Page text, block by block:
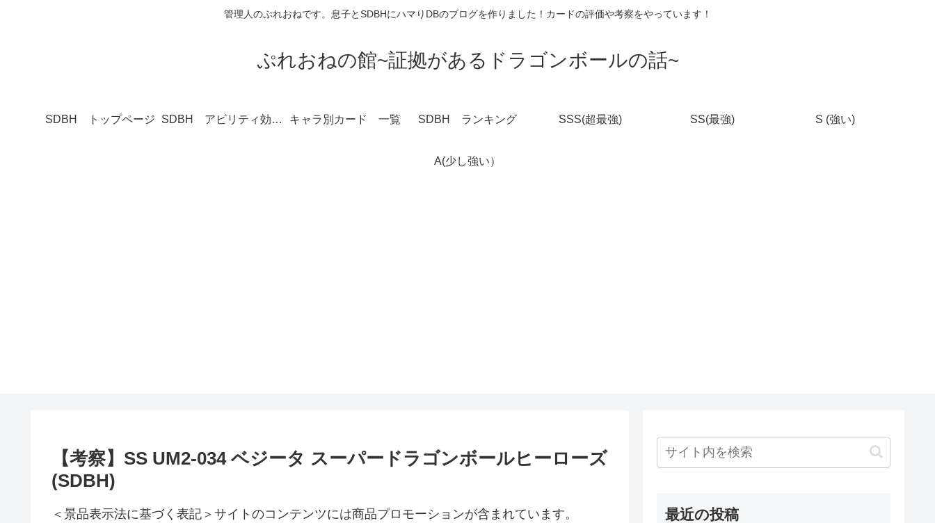
管理人のぷれおねです。息子とSDBHにハマりDBのブログを作りました！カードの評価や考察をやっています！
ぷれおねの館~証拠があるドラゴンボールの話~
SDBH トップページ SDBH アビリティ効果一覧 キャラ別カード 一覧 SDBH ランキング SSS(超最強) SS(最強) S (強い)
A(少し強い）
【考察】SS UM2-034 ベジータ スーパードラゴンボールヒーローズ
(SDBH)
＜景品表示法に基づく表記＞サイトのコンテンツには商品プロモーションが含まれています。 最近の投稿